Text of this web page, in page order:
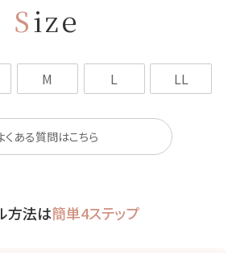
Size
M L LL
くある質問はこちら
方法は簡単4ステップ